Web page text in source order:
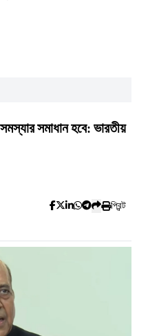
সমাধান হবে: ভারতীয়
প্রিন্ট